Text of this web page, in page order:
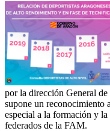
por la dirección General
supone un reconocimiento
especial a la formación y
federados de la FAM.